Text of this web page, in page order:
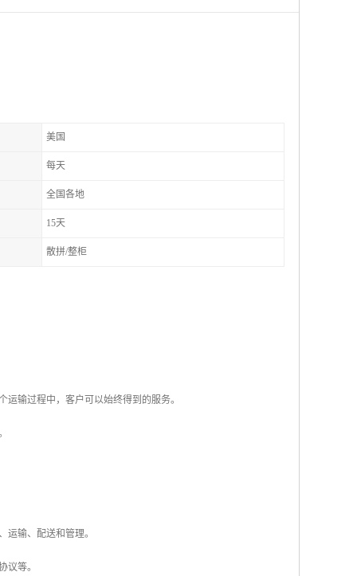
美国
每天
全国各地
15天
散拼/整柜
输过程中，客户可以始终得到的服务。
输、配送和管理。
议等。